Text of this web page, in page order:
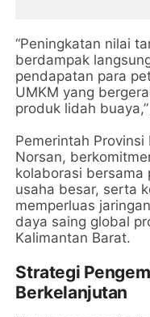
“Peningkatan nilai
berdampak
pendapatan para
UMKM yang
produk lidah
Pemerintah
Norsan,
kolaborasi bersama
usaha besar, serta
memperluas
daya saing global
Kalimantan Barat.
Strategi
Berkelanjutan